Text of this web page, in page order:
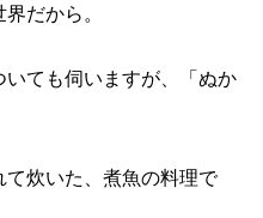
だから。
ても伺いますが、「ぬか
炊いた、煮魚の料理で